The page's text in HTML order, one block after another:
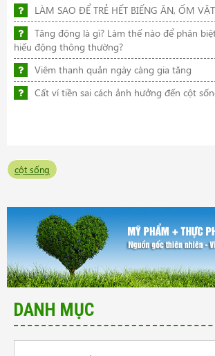
LÀM SAO ĐỂ TRẺ HẾT BIẾNG ĂN, ỐM
Tăng động là gì? Làm thế nào để phân
hiếu động thông thường?
Viêm thanh quản ngày càng gia tăng
Cất ví tiền sai cách ảnh hưởng đến cột
cột sống
DANH MỤC